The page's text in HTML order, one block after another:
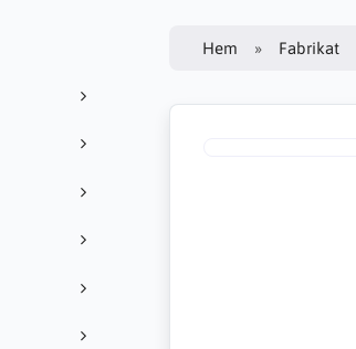
Hem Fabrikat